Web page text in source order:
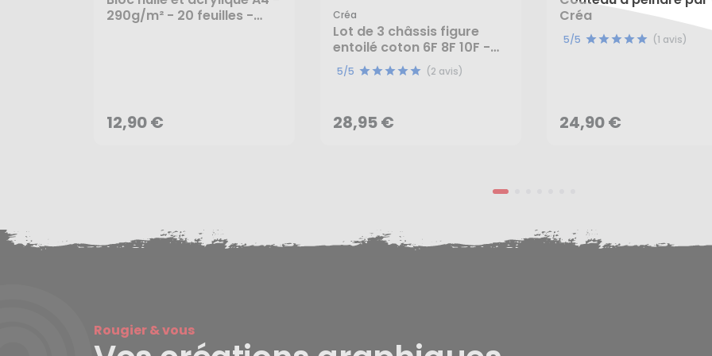
290g/m² - 20 feuilles -
12,90 €AJOUTER AU PANIER
Créa
Lot de 3 châssis figure
entoilé coton 6F 8F 10F -
Créa
5/5 (2 avis)
28,95 €
28,95 €
AJOUTER AU PANIER
Créa
5/5 (1 avis)
24,90 €AJOUTER AU PANIER
Rougier & vous